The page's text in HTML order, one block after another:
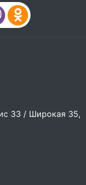
33 / Широкая 35,